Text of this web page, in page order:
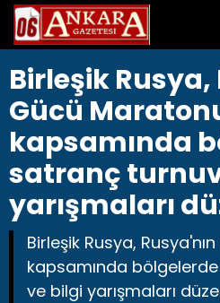
Birleşik Rusya,
Gücü
kapsamında
satranç
yarışmaları
Birleşik Rusya,
kapsamında
ve bilgi yarışmaları